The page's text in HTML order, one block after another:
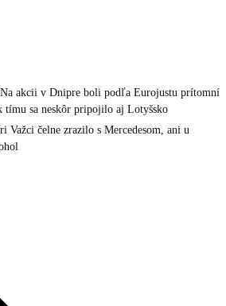
Na akcii v Dnipre boli podľa Eurojustu prítomní
tímu sa neskôr pripojilo aj Lotyšsko
Važci čelne zrazilo s Mercedesom, ani u